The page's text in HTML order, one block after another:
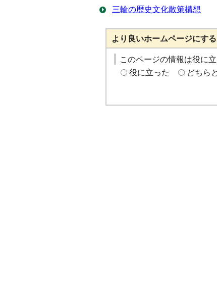
三輪の歴史文化散策構想
より良いホームページにす
このページの情報は役に
役に立った
どちら